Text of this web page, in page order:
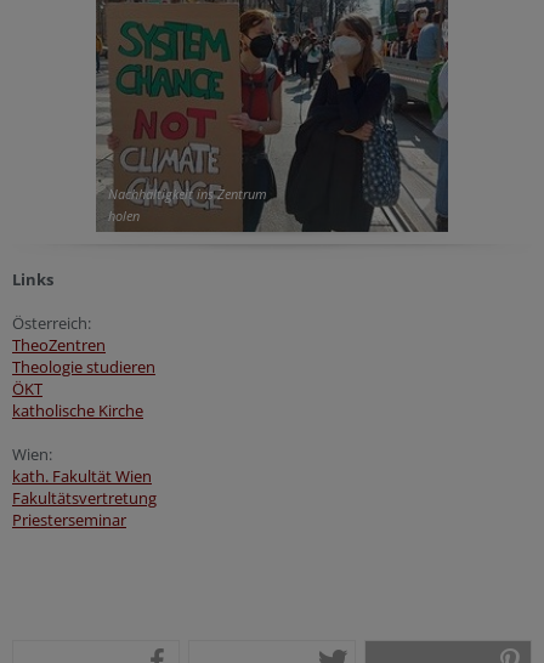
Nachhaltigkeit ins Zentrum
holen
Links
Österreich:
TheoZentren
Theologie studieren
ÖKT
katholische Kirche
Wien:
kath. Fakultät Wien
Fakultätsvertretung
Priesterseminar